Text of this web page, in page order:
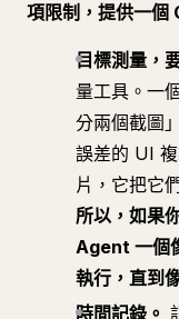
項限制，提供一個
目標測量，
量工具。一
分兩個截圖
誤差的 UI
片，它把它
所以，如果
Agent 一個
執行，直到
時間記錄。